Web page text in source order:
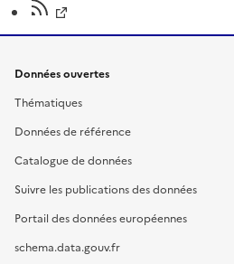
Données ouvertes
Thématiques
Données de référence
Catalogue de données
Suivre les publications des données
Portail des données européennes
schema.data.gouv.fr